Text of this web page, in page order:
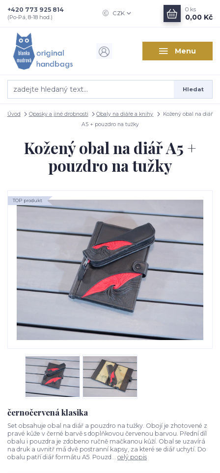
Menu
CZK
Hledat
+420 773 925 814
(Po-Pá, 8-18 hod.)
0 ks
0,00 Kč
Úvod Opasky a jiné drobnosti Obaly na diáře a knihy
Kožený obal na diář
A5 + pouzdro na tužky
Kožený obal na diář A5 +
pouzdro na tužky
TOP produkt
černočervená klasika
Set obsahuje obal na diář a pouzdro na tužky. Obojí je zhotovené z
pravé kůže v černé barvě s doplňkovou červenou barvou. Přední díl
obalu i pouzdra je zdobeno ručně mačkanou kůží. Obal se uzavírá
na druk a uvnitř má dvě postranní kapsy, za které se diář uchytí. Do
obalu patří diář formátu A5. Pouzd... celý popis